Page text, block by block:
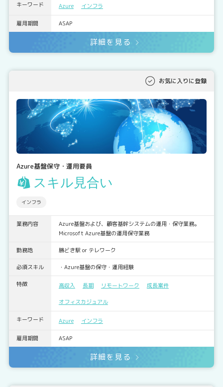
キーワード Azure インフラ
雇用期間 ASAP
詳細を見る
お気に入りに登録
Azure基盤保守・運用要員
スキル見合い
インフラ
業務内容
Azure基盤および、顧客基幹システムの運用・保守業務。
Microsoft Azure基盤の運用保守業務
勤務地 勝どき駅 or テレワーク
必須スキル ・Azure基盤の保守・運用経験
特徴 高収入 長期 リモートワーク 成長案件
オフィスカジュアル
キーワード Azure インフラ
雇用期間 ASAP
詳細を見る